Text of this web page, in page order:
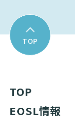
TOP
TOP
EOSL情報